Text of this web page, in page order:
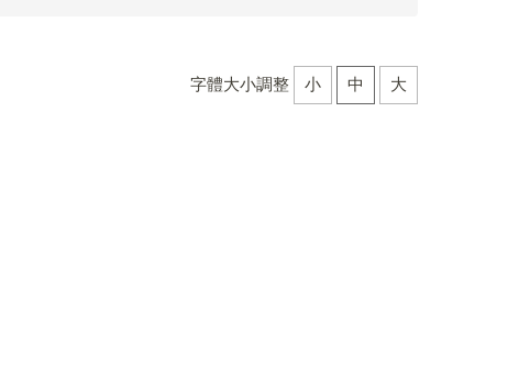
字體大小調整 小 中 大